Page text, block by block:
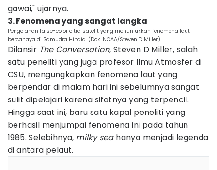
gawai," ujarnya.
3. Fenomena yang sangat langka
Pengolahan false-color citra satelit yang menunjukkan fenomena laut
bercahaya di Samudra Hindia. (Dok. NOAA/Steven D Miller)
Dilansir The Conversation, Steven D Miller, salah
satu peneliti yang juga profesor Ilmu Atmosfer di
CSU, mengungkapkan fenomena laut yang
berpendar di malam hari ini sebelumnya sangat
sulit dipelajari karena sifatnya yang terpencil.
Hingga saat ini, baru satu kapal peneliti yang
berhasil menjumpai fenomena ini pada tahun
1985. Selebihnya, milky seahanya menjadi legenda
di antara pelaut.